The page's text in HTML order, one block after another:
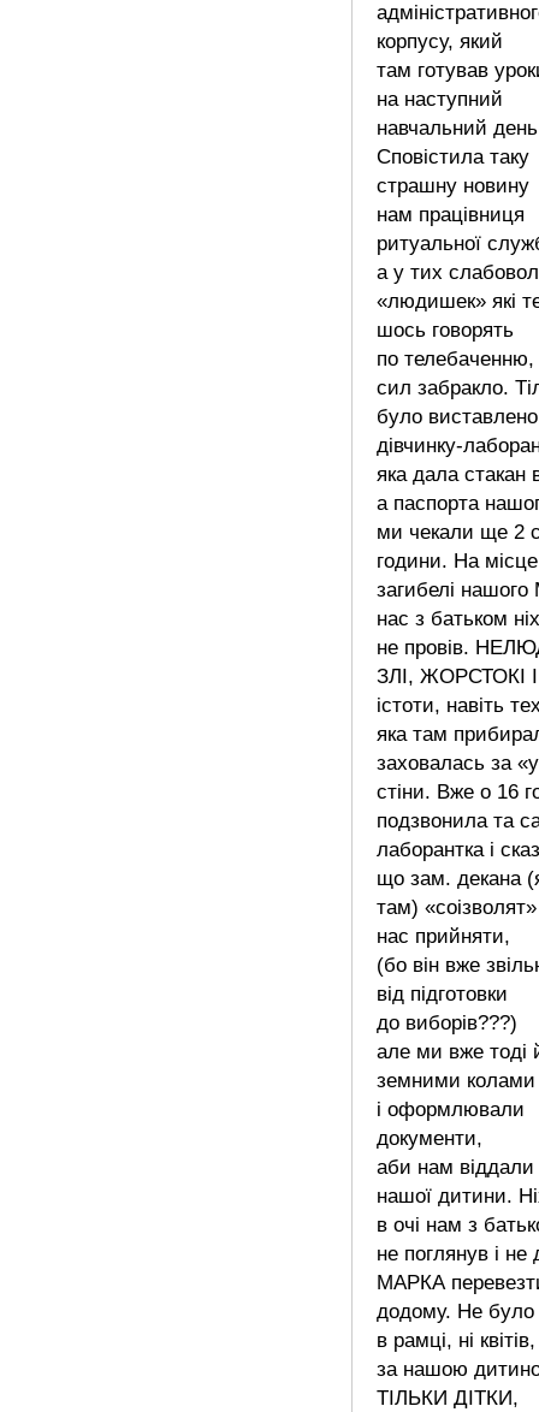
корпусу, який
там готував
на наступний
навчальний
Сповістила таку
страшну новину
нам працівниця
ритуальної
а у тих
«людишек» які
шось говорять
по телебаченню,
сил забракло.
було виставлено
дівчинку-
яка дала стакан
а паспорта
ми чекали ще 2
години. На місце
загибелі
нас з батьком
не провів.
ЗЛІ, ЖОРСТОКІ
істоти, навіть
яка там
заховалась за
стіни. Вже о 16
подзвонила та
лаборантка і
що зам. декана
там) «соізволят»
нас прийняти,
(бо він вже
від підготовки
до виборів???)
але ми вже тоді
земними колами
і оформлювали
документи,
аби нам віддали
нашої дитини.
в очі нам з
не поглянув і не
МАРКА
додому. Не було
в рамці, ні
за нашою
ТІЛЬКИ ДІТКИ,